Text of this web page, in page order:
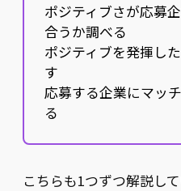
ポジティブさが応募
合うか調べる
ポジティブを発揮し
す
応募する企業にマッ
る
こちらも1つずつ解説して